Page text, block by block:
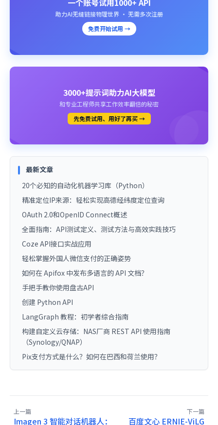
一个账号试用1000+ API
助力AI无缝链接物理世界 · 无需多次注册
免费开始试用 →
3000+提示词助力AI大模型
和专业工程师共享工作效率翻倍的秘密
先免费试用、用好了再买 →
最新文章
20个必知的自动化机器学习库（Python）
精准定位IP来源：轻松实现高德经纬度定位查询
OAuth 2.0和OpenID Connect概述
全面指南：API测试定义、测试方法与高效实践技巧
Coze API接口实战应用
轻松掌握外国人微信支付的正确姿势
如何在 Apifox 中发布多语言的 API 文档？
手把手教你使用盘古API
创建 Python API
LangGraph 教程：初学者综合指南
构建自定义云存储：NAS厂商 REST API 使用指南
（Synology/QNAP）
Pix支付方式是什么？如何在巴西和荷兰使用？
上一篇
Imagen 3 智能对话机器人：
下一篇
百度文心 ERNIE-ViLG